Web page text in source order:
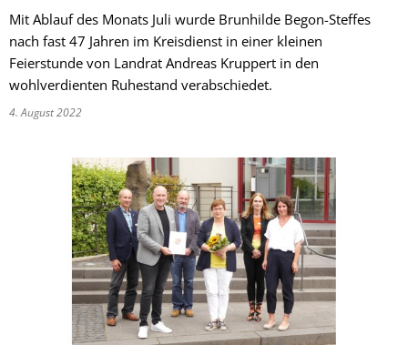
Mit Ablauf des Monats Juli wurde Brunhilde Begon-Steffes
nach fast 47 Jahren im Kreisdienst in einer kleinen
Feierstunde von Landrat Andreas Kruppert in den
wohlverdienten Ruhestand verabschiedet.
4. August 2022